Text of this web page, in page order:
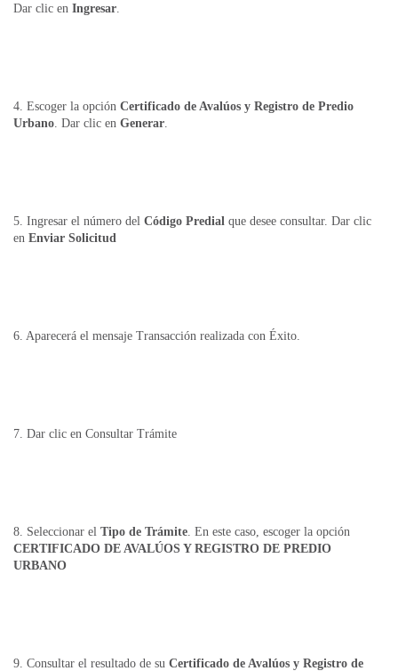
Dar clic en Ingresar.
4. Escoger la opción Certificado de Avalúos y Registro de Predio
Urbano. Dar clic en Generar.
5. Ingresar el número del Código Predial que desee consultar. Dar clic
en Enviar Solicitud
6. Aparecerá el mensaje Transacción realizada con Éxito.
7. Dar clic en Consultar Trámite
8. Seleccionar el Tipo de Trámite. En este caso, escoger la opción
CERTIFICADO DE AVALÚOS Y REGISTRO DE PREDIO
URBANO
9. Consultar el resultado de su Certificado de Avalúos y Registro de